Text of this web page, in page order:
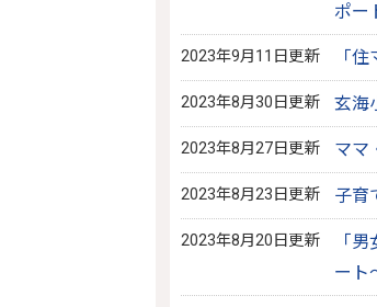
ポー
2023年9月11日更新 「
2023年8月30日更新 玄海
2023年8月27日更新 ママ
2023年8月23日更新 子育
2023年8月20日更新
「
ート